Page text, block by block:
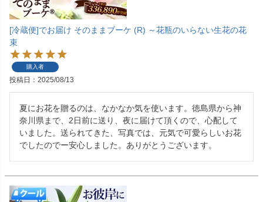
[冷蔵便]でお届け そのままブーケ (R) ～花瓶のいらない生花の花
束
購入者
投稿日 2025/08/13
夏にお花を贈るのは、なかなか気を使います。徳島県から神
奈川県まで、2日前に送り、夜に届けて頂くので、心配して
いました。送られてきた、写真では、元気で可愛らしいお花
でしたのでー安心しました。ありがとうございます。